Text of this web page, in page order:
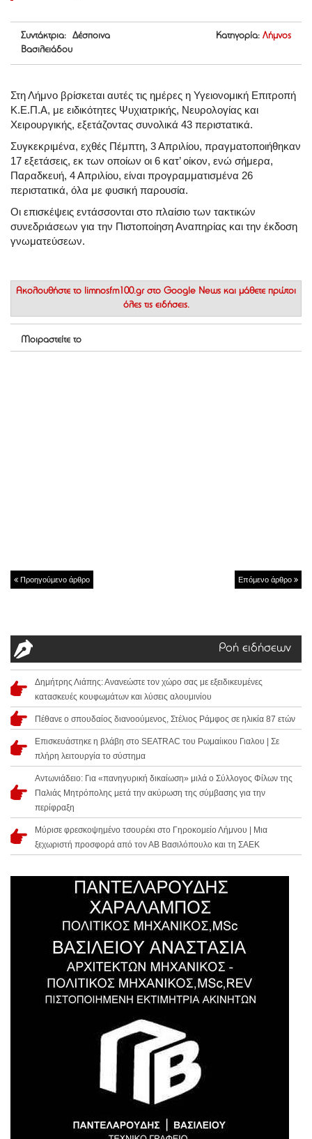
Συντάκτρια: Δέσποινα
Βασιλειάδου
Κατηγορία: Λήμνος
Στη Λήμνο βρίσκεται αυτές τις ημέρες η Υγειονομική Επιτροπή
Κ.Ε.Π.Α, με ειδικότητες Ψυχιατρικής, Νευρολογίας και
Χειρουργικής, εξετάζοντας συνολικά 43 περιστατικά.
Συγκεκριμένα, εχθές Πέμπτη, 3 Απριλίου, πραγματοποιήθηκαν
17 εξετάσεις, εκ των οποίων οι 6 κατ’ οίκον, ενώ σήμερα,
Παραδκευή, 4 Απριλίου, είναι προγραμματισμένα 26
περιστατικά, όλα με φυσική παρουσία.
Οι επισκέψεις εντάσσονται στο πλαίσιο των τακτικών
συνεδριάσεων για την Πιστοποίηση Αναπηρίας και την έκδοση
γνωματεύσεων.
Ακολουθήστε το limnosfm100.gr στο Google News και μάθετε πρώτοι
όλες τις ειδήσεις.
Μοιραστείτε το
Προηγούμενο άρθρο Επόμενο άρθρο
Ροή ειδήσεων
Δημήτρης Λιάπης: Ανανεώστε τον χώρο σας με εξειδικευμένες
κατασκευές κουφωμάτων και λύσεις αλουμινίου
Πέθανε ο σπουδαίος διανοούμενος, Στέλιος Ράμφος σε ηλικία 87 ετών
Επισκευάστηκε η βλάβη στο SEATRAC του Ρωμαίικου Γιαλου | Σε
πλήρη λειτουργία το σύστημα
Αντωνιάδειο: Για «πανηγυρική δικαίωση» μιλά ο Σύλλογος Φίλων της
Παλιάς Μητρόπολης μετά την ακύρωση της σύμβασης για την
περίφραξη
Μύρισε φρεσκοψημένο τσουρέκι στο Γηροκομείο Λήμνου | Μια
ξεχωριστή προσφορά από τον ΑΒ Βασιλόπουλο και τη ΣΑΕΚ